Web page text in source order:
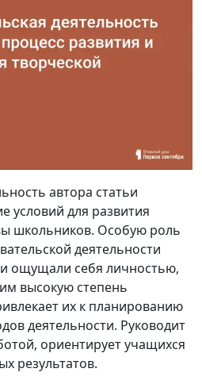
автора статьи
условий для развития
школьников. Особую роль
деятельности
ощущали себя личностью,
высокую степень
их к планированию
деятельности. Руководит
ориентирует учащихся
результатов.